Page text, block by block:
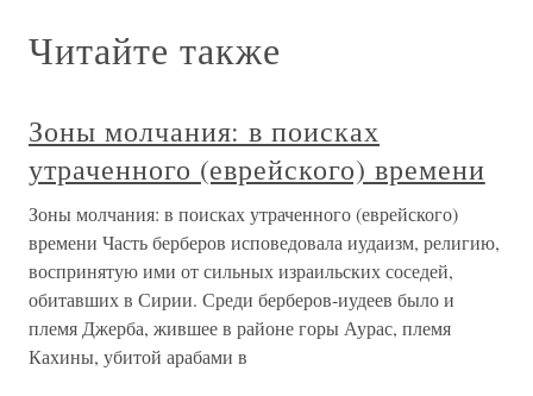
Читайте также
Зоны молчания: в поисках
утраченного (еврейского) времени
Зоны молчания: в поисках утраченного (еврейского)
времени Часть берберов исповедовала иудаизм, религию,
воспринятую ими от сильных израильских соседей,
обитавших в Сирии. Среди берберов-иудеев было и
племя Джерба, жившее в районе горы Аурас, племя
Кахины, убитой арабами в